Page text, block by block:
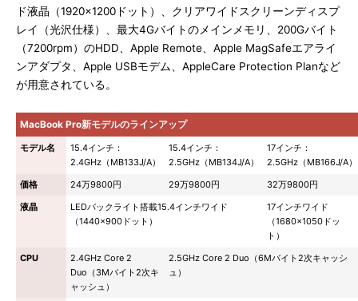
ド液晶（1920×1200ドット）、クリアワイドスクリーンディスプ
レイ（光沢仕様）、最大4Gバイトのメインメモリ、200Gバイト
（7200rpm）のHDD、Apple Remote、Apple MagSafeエアライ
ンアダプタ、Apple USBモデム、AppleCare Protection Planなど
が用意されている。
MacBook Pro新モデルのラインアップ
モデル名
15.4インチ：
2.4GHz（MB133J/A）
15.4インチ：
2.5GHz（MB134J/A）
17インチ：
2.5GHz（MB166J/A）
価格
24万9800円 29万9800円
32万9800円
液晶
LEDバックライト搭載15.4インチワイド
（1440×900ドット）
17インチワイド
（1680×1050ドッ
ト）
CPU
2.4GHz Core 2
Duo（3Mバイト2次キ
ャッシュ）
2.5GHz Core 2 Duo（6Mバイト2次キャッシ
ュ）